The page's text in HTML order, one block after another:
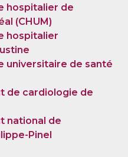
hospitalier de
(CHUM)
hospitalier
universitaire de santé
de cardiologie de
national de
Pinel